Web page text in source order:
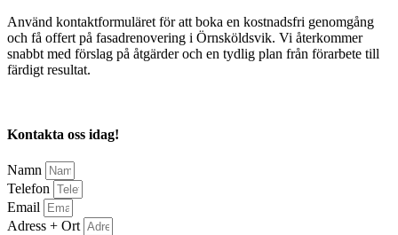
Använd kontaktformuläret för att boka en kostnadsfri genomgång
och få offert på fasadrenovering i Örnsköldsvik. Vi återkommer
snabbt med förslag på åtgärder och en tydlig plan från förarbete till
färdigt resultat.
Kontakta oss idag!
Namn
Telefon
Email
Adress + Ort